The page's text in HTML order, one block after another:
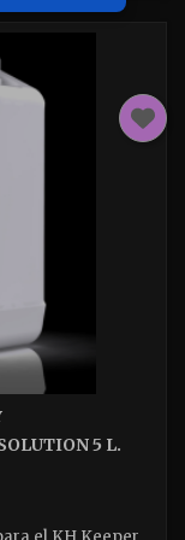
5 L.